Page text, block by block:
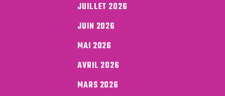
JUILLET 2026
JUIN 2026
MAI 2026
AVRIL 2026
MARS 2026